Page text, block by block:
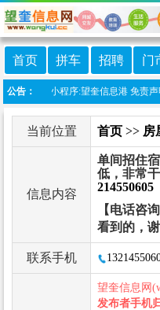
首页 拼车 招聘 门
公告：
上线微信小程序:望奎信息港 免责声
当前位置 首页 >> 房
信息内容
单间招住
低，非常
214550605
【电话咨
看到的，谢
联系手机
望奎信息网
发布者手机